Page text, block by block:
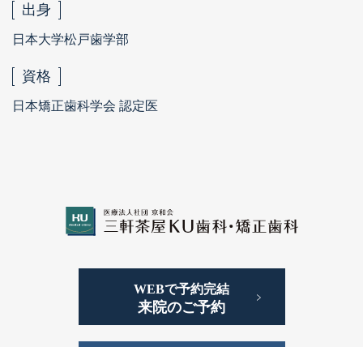
出身
日本大学松戸歯学部
資格
日本矯正歯科学会 認定医
WEBで予約完結
来院のご予約